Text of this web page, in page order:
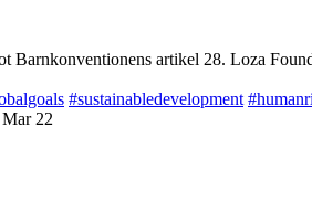
Barnkonventionens artikel 28. Loza
#sustainabledevelopment
Mar 22